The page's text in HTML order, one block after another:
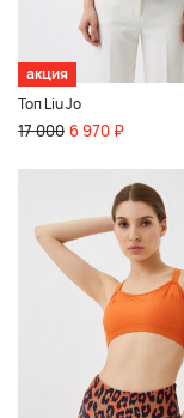
акция
Топ Liu Jo
17 000 6 970 ₽